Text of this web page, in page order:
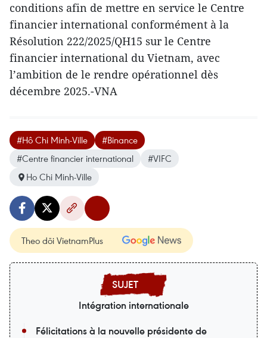
conditions afin de mettre en service le Centre
financier international conformément à la
Résolution 222/2025/QH15 sur le Centre
financier international du Vietnam, avec
l’ambition de le rendre opérationnel dès
décembre 2025.-VNA
#Hô Chi Minh-Ville
#Binance
#Centre financier international
#VIFC
Ho Chi Minh-Ville
Theo dõi VietnamPlus
Intégration internationale
Félicitations à la nouvelle présidente de